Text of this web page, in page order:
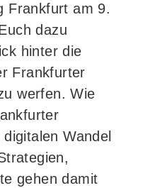
Frankfurt am 9.
dazu
hinter die
Frankfurter
werfen. Wie
Wandel
gehen damit